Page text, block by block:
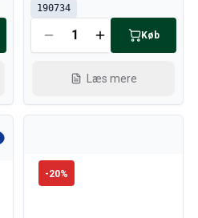
190734
Køb
Læs mere
-20%